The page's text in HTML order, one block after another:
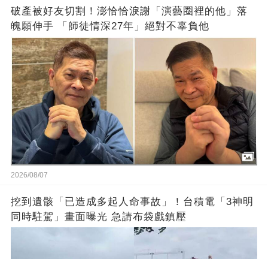
破產被好友切割！澎恰恰淚謝「演藝圈裡的他」落
魄願伸手 「師徒情深27年」絕對不辜負他
2026/08/07
挖到遺骸「已造成多起人命事故」！台積電「3神明
同時駐駕」畫面曝光 急請布袋戲鎮壓